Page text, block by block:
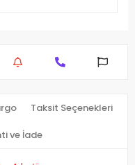
Taksit Seçenekleri
ve İade